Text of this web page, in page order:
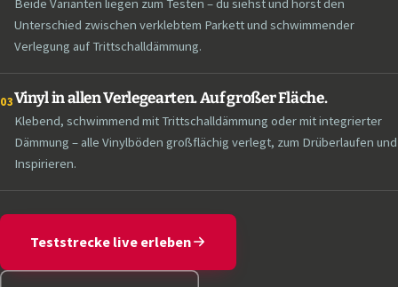
Beide Varianten liegen zum Testen – du siehst und hörst den
Unterschied zwischen verklebtem Parkett und schwimmender
Verlegung auf Trittschalldämmung.
03Vinyl in allen Verlegearten. Auf großer Fläche.
Klebend, schwimmend mit Trittschalldämmung oder mit integrierter
Dämmung – alle Vinylböden großflächig verlegt, zum Drüberlaufen und
Inspirieren.
Teststrecke live erleben